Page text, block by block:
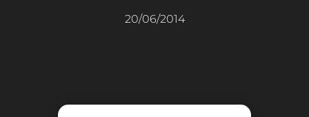
20/06/2014